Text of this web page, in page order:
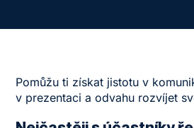
Pomůžu ti získat jistotu v
v prezentaci a odvahu rozvíjet